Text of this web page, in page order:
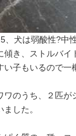
、犬は弱酸性?中
傾き、ストルバイ
子もいるので一
ワのうち、２匹が
した。